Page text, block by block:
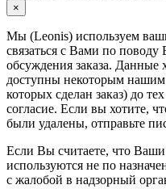
×
Мы (Leonis) используем
связаться с Вами по поводу
обсуждения заказа. Данные
доступны некоторым
которых сделан заказ) до
согласие. Если вы хотите,
были удалены, отправьте
Если Вы считаете, что
используются не по
с жалобой в надзорный